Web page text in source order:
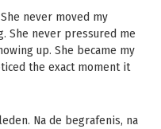
never moved my
She never pressured me
up. She became my
the exact moment it
Na de begrafenis, na